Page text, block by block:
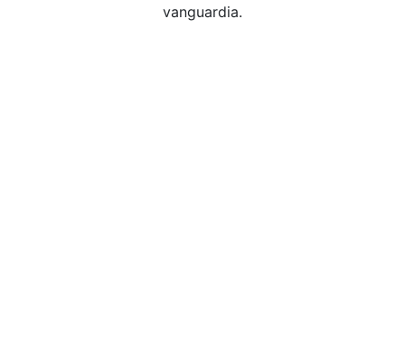
vanguardia.